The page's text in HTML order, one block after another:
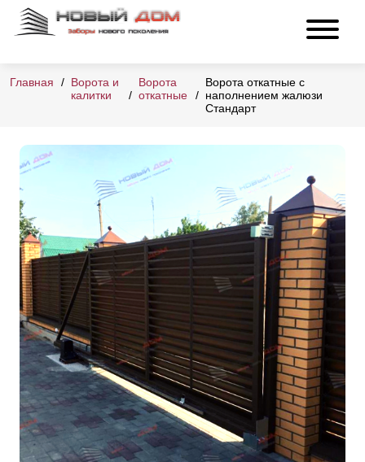
Главная
Ворота и
калитки
Ворота
откатные
Ворота откатные с
наполнением жалюзи
Стандарт